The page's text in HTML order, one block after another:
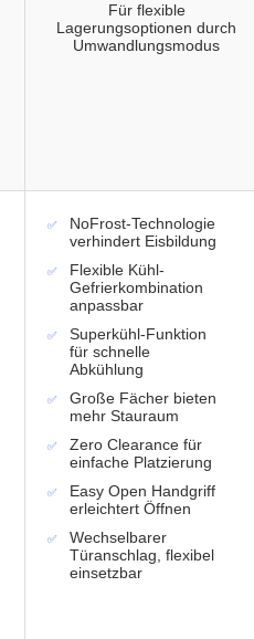
Für flexible
Lagerungsoptionen durch
Umwandlungsmodus
NoFrost-Technologie
verhindert Eisbildung
Flexible Kühl-
Gefrierkombination
anpassbar
Superkühl-Funktion
für schnelle
Abkühlung
Große Fächer bieten
mehr Stauraum
Zero Clearance für
einfache Platzierung
Easy Open Handgriff
erleichtert Öffnen
Wechselbarer
Türanschlag, flexibel
einsetzbar